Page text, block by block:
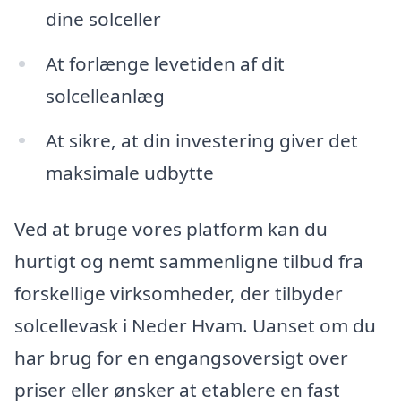
dine solceller
At forlænge levetiden af dit
solcelleanlæg
At sikre, at din investering giver det
maksimale udbytte
Ved at bruge vores platform kan du
hurtigt og nemt sammenligne tilbud fra
forskellige virksomheder, der tilbyder
solcellevask i Neder Hvam. Uanset om du
har brug for en engangsoversigt over
priser eller ønsker at etablere en fast